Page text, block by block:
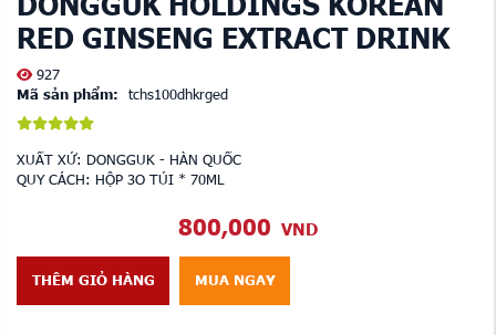
RED GINSENG EXTRACT DRINK
927
Mã sản phẩm:
tchs100dhkrged
XUẤT XỨ: DONGGUK - HÀN QUỐC
QUY CÁCH: HỘP 3O TÚI * 70ML
800,000 VND
THÊM GIỎ HÀNG MUA NGAY